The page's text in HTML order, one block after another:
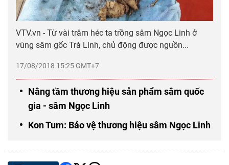
17/08/2018 15:25 GMT+7
VTV.vn - Từ vài trăm héc ta trồng sâm Ngọc Linh ở
vùng sâm gốc Trà Linh, chủ động được nguồn...
Nâng tầm thương hiệu sản phẩm sâm quốc
gia - sâm Ngọc Linh
Kon Tum: Bảo vệ thương hiệu sâm Ngọc Linh